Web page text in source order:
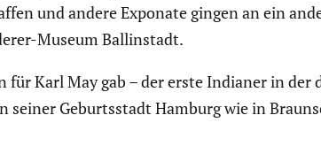
und andere Exponate gingen an ein
Museum Ballin­stadt.
Karl May gab – der erste Indianer in
Geburts­stadt Hamburg wie in